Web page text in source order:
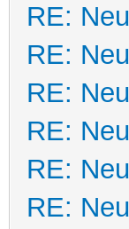
RE:
RE:
RE:
RE:
RE:
RE: